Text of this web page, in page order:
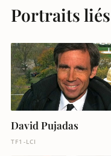
Portraits liés
David Pujadas
TF1-LCI